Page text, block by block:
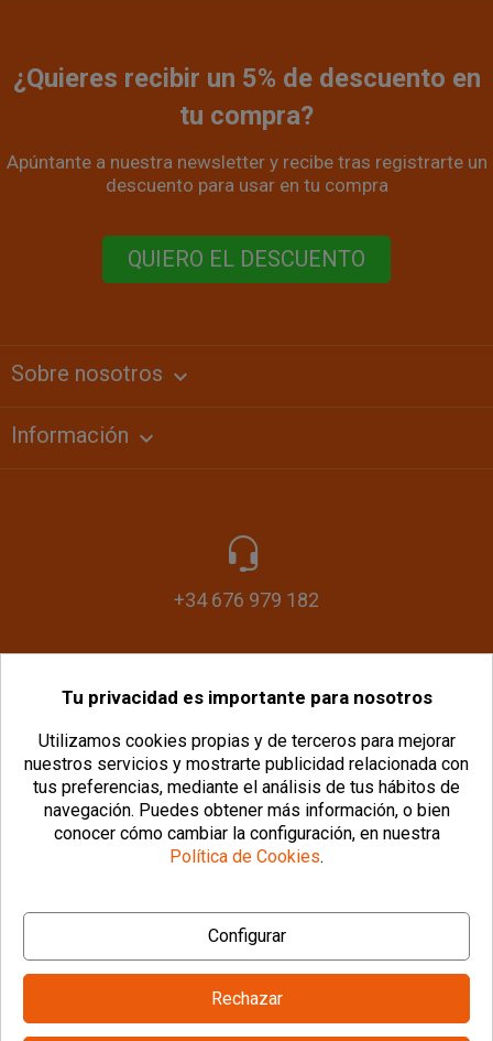
¿Quieres recibir un 5% de descuento en
tu compra?
Apúntante a nuestra newsletter y recibe tras registrarte un
descuento para usar en tu compra
QUIERO EL DESCUENTO
Sobre nosotros keyboard_arrow_down
Información 
+34 676 979 182
info@plasticomania.com
© Copyright 2026 PlásticoManía® |
Política de Privacidad| Política de Cookies| Configurar Cookies
Condiciones Generales
Tu privacidad es importante para nosotros
Utilizamos cookies propias y de terceros para mejorar
nuestros servicios y mostrarte publicidad relacionada con
tus preferencias, mediante el análisis de tus hábitos de
navegación. Puedes obtener más información, o bien
conocer cómo cambiar la configuración, en nuestra
Política de Cookies.
Configurar
Rechazar